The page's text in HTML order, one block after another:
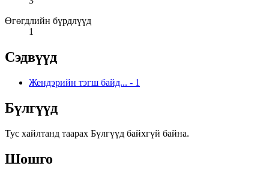
Өгөгдлийн бүрдлүүд
1
Сэдвүүд
Жендэрийн тэгш байд... - 1
Бүлгүүд
Тус хайлтанд таарах Бүлгүүд байхгүй байна.
Шошго